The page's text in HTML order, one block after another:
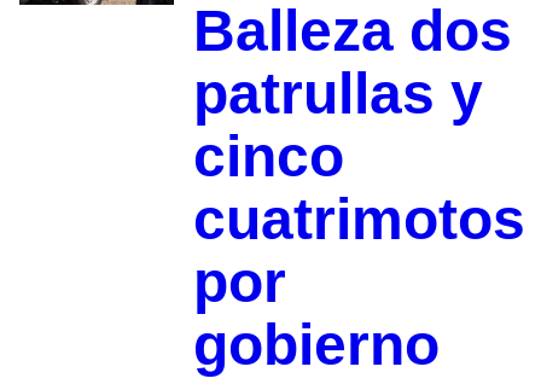
Balleza dos
patrullas y
cinco
cuatrimotos
por
gobierno